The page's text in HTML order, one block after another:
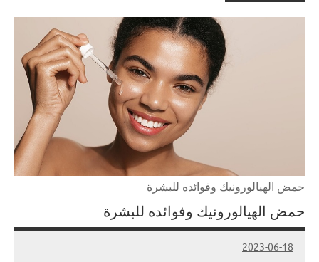
حمض الهيالورونيك وفوائده للبشرة
حمض الهيالورونيك وفوائده للبشرة
2023-06-18
Admin